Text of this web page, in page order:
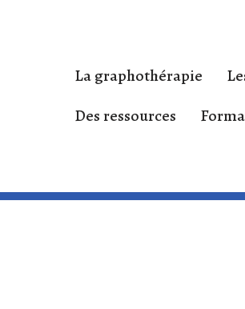
La graphothérapie
Des ressources